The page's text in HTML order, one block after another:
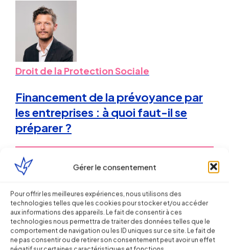
Gérer le consentement
Pour offrir les meilleures expériences, nous utilisons des
technologies telles que les cookies pour stocker et/ou accéder
aux informations des appareils. Le fait de consentir à ces
technologies nous permettra de traiter des données telles que le
comportement de navigation ou les ID uniques sur ce site. Le fait de
ne pas consentir ou de retirer son consentement peut avoir un effet
Droit de la Protection Sociale
Financement de la prévoyance par
les entreprises : à quoi faut-il se
préparer ?
Sébastien MILLET
12 novembre 2013